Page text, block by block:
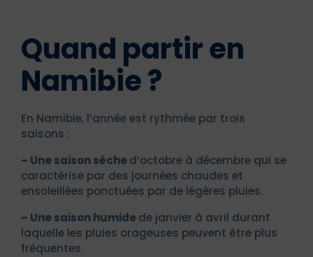
Quand partir en
Namibie ?
En Namibie, l’année est rythmée par trois
saisons :
– Une saison sèched’octobre à décembre qui se
caractérise par des journées chaudes et
ensoleillées ponctuées par de légères pluies.
– Une saison humidede janvier à avril durant
laquelle les pluies orageuses peuvent être plus
fréquentes.